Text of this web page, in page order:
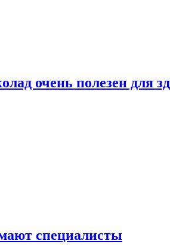
очень полезен для
специалисты